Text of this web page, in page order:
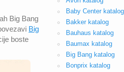
Big Bang
Big
boste
Baby Center katalog
Bakker katalog
Bauhaus katalog
Baumax katalog
Big Bang katalog
Bonprix katalog